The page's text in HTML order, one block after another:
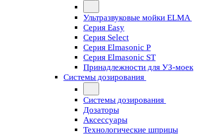
Ультразвуковые мойки ELMA
Серия Easy
Серия Select
Серия Elmasonic P
Серия Elmasonic ST
Принадлежности для УЗ-моек
Системы дозирования
Системы дозирования
Дозаторы
Аксессуары
Технологические шприцы